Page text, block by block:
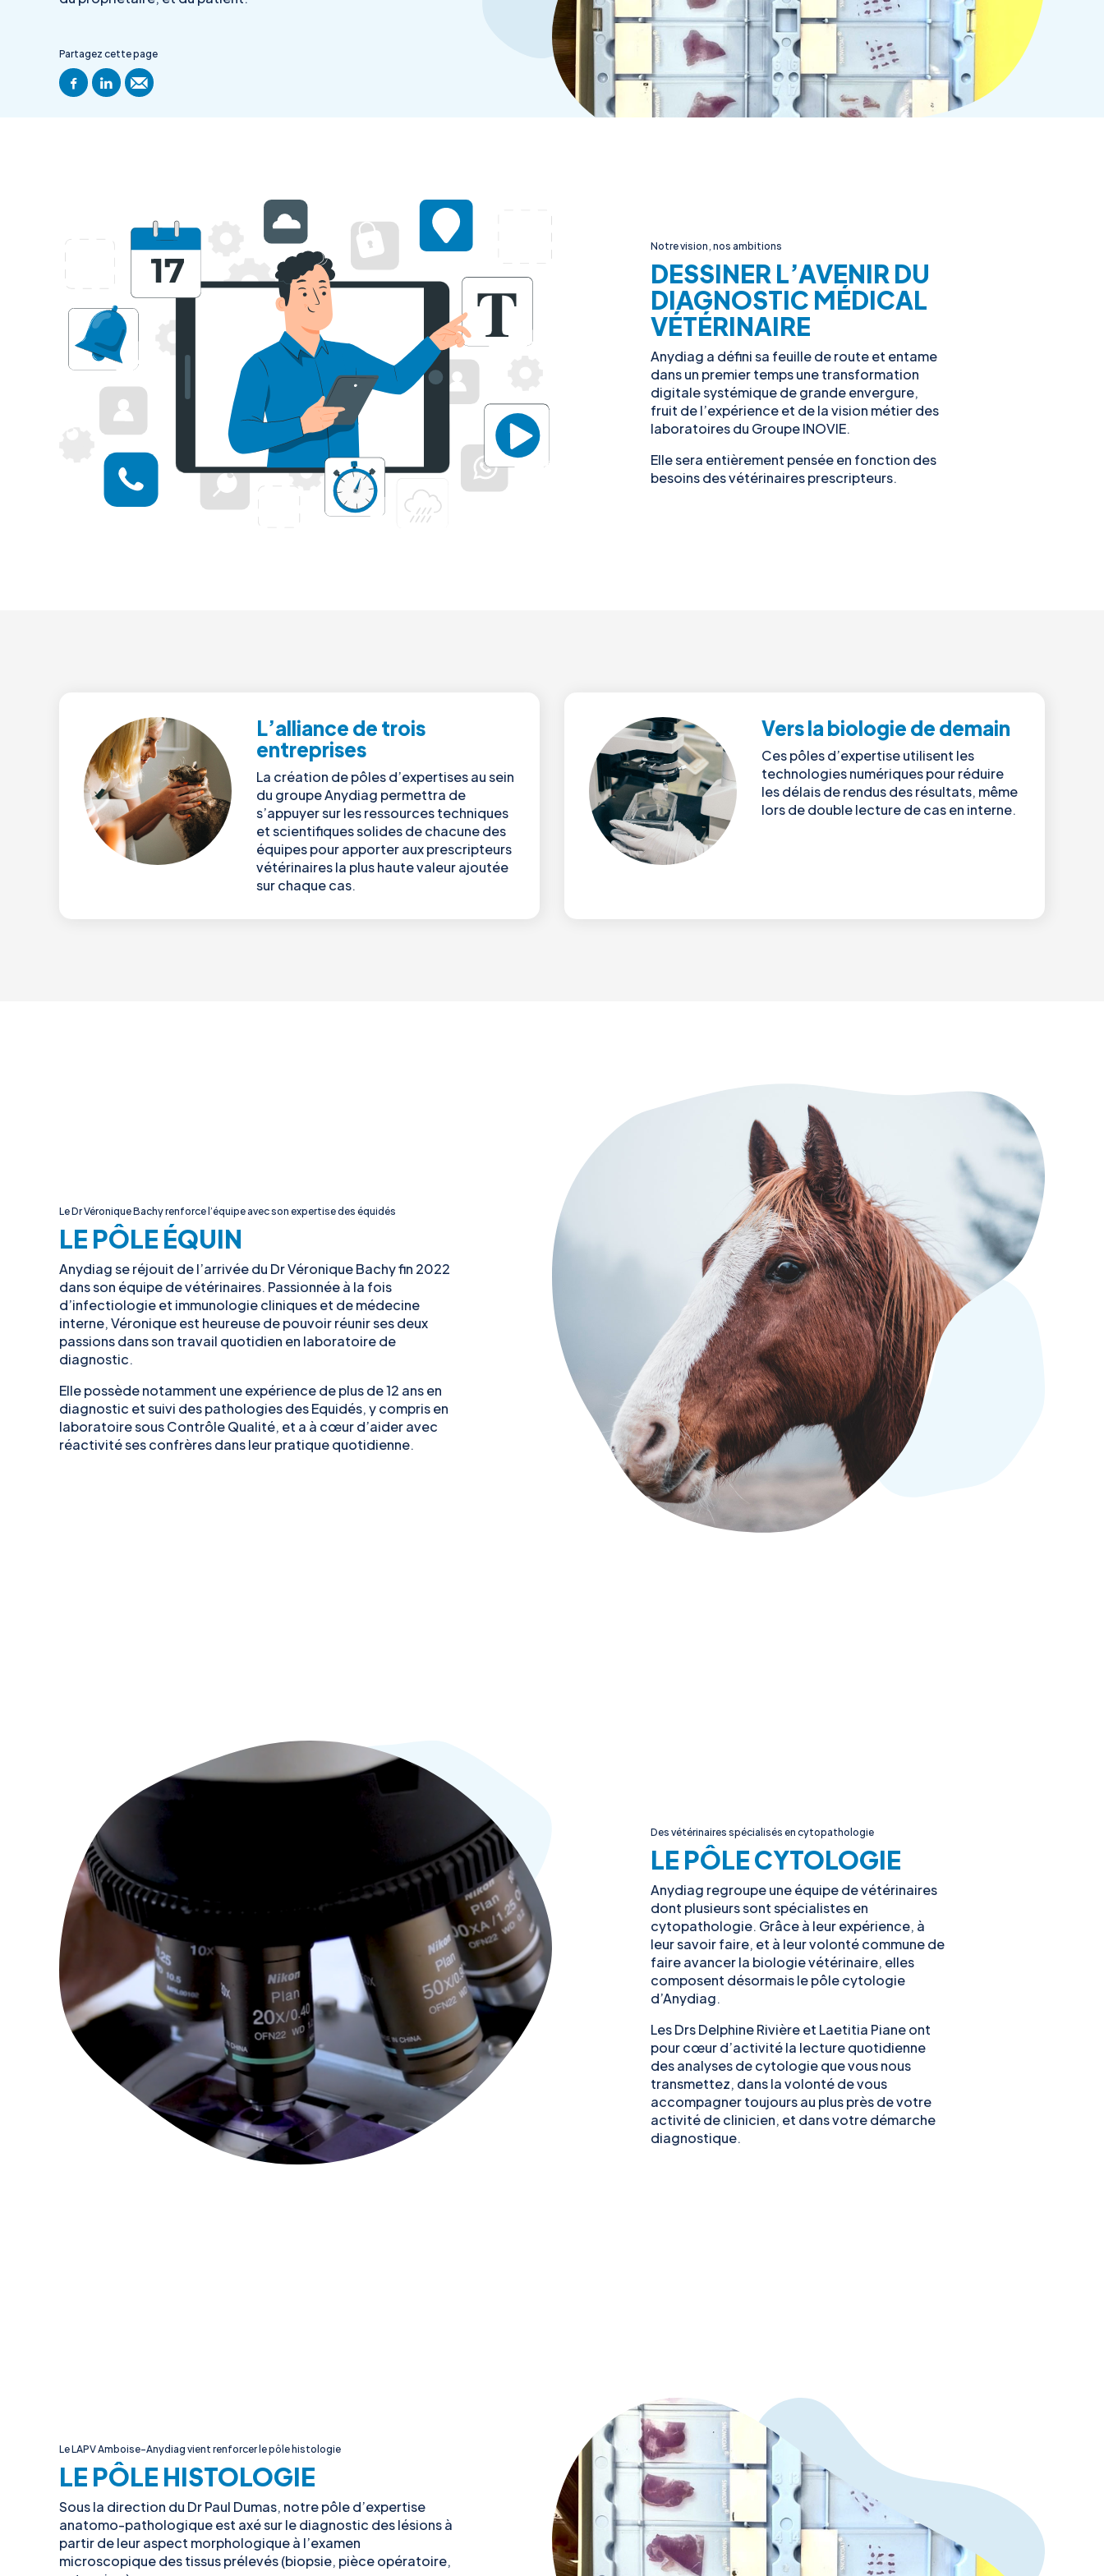
Partagez cette page
Notre vision, nos ambitions
DESSINER L’AVENIR DU
DIAGNOSTIC MÉDICAL
VÉTÉRINAIRE
Anydiag a défini sa feuille de route et entame
dans un premier temps une transformation
digitale systémique de grande envergure,
fruit de l’expérience et de la vision métier des
laboratoires du Groupe INOVIE.
Elle sera entièrement pensée en fonction des
besoins des vétérinaires prescripteurs.
L’alliance de trois
entreprises
La création de pôles d’expertises au sein
du groupe Anydiag permettra de
s’appuyer sur les ressources techniques
et scientifiques solides de chacune des
équipes pour apporter aux prescripteurs
vétérinaires la plus haute valeur ajoutée
sur chaque cas.
Vers la biologie de demain
Ces pôles d’expertise utilisent les
technologies numériques pour réduire
les délais de rendus des résultats, même
lors de double lecture de cas en interne.
Le Dr Véronique Bachy renforce l’équipe avec son expertise des équidés
LE PÔLE ÉQUIN
Anydiag se réjouit de l’arrivée du Dr Véronique Bachy fin 2022
dans son équipe de vétérinaires. Passionnée à la fois
d’infectiologie et immunologie cliniques et de médecine
interne, Véronique est heureuse de pouvoir réunir ses deux
passions dans son travail quotidien en laboratoire de
diagnostic.
Elle possède notamment une expérience de plus de 12 ans en
diagnostic et suivi des pathologies des Equidés, y compris en
laboratoire sous Contrôle Qualité, et a à cœur d’aider avec
réactivité ses confrères dans leur pratique quotidienne.
Des vétérinaires spécialisés en cytopathologie
LE PÔLE CYTOLOGIE
Anydiag regroupe une équipe de vétérinaires
dont plusieurs sont spécialistes en
cytopathologie. Grâce à leur expérience, à
leur savoir faire, et à leur volonté commune de
faire avancer la biologie vétérinaire, elles
composent désormais le pôle cytologie
d’Anydiag.
Les Drs Delphine Rivière et Laetitia Piane ont
pour cœur d’activité la lecture quotidienne
des analyses de cytologie que vous nous
transmettez, dans la volonté de vous
accompagner toujours au plus près de votre
activité de clinicien, et dans votre démarche
diagnostique.
Le LAPV Amboise-Anydiag vient renforcer le pôle histologie
LE PÔLE HISTOLOGIE
Sous la direction du Dr Paul Dumas, notre pôle d’expertise
anatomo-pathologique est axé sur le diagnostic des lésions à
partir de leur aspect morphologique à l’examen
microscopique des tissus prélevés (biopsie, pièce opératoire,